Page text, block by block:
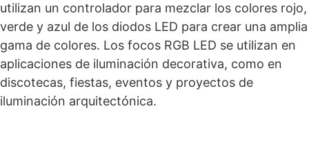
utilizan un controlador para mezclar los colores rojo,
verde y azul de los diodos LED para crear una amplia
gama de colores. Los focos RGB LED se utilizan en
aplicaciones de iluminación decorativa, como en
discotecas, fiestas, eventos y proyectos de
iluminación arquitectónica.